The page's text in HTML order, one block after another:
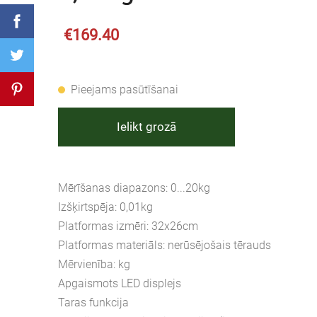
€169.40
Pieejams pasūtīšanai
Ielikt grozā
Mērīšanas diapazons: 0...20kg
Izšķirtspēja: 0,01kg
Platformas izmēri: 32x26cm
Platformas materiāls: nerūsējošais tērauds
Mērvienība: kg
Apgaismots LED displejs
Taras funkcija